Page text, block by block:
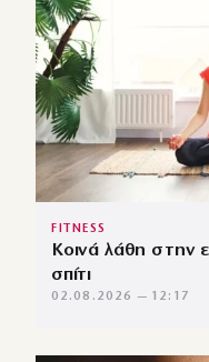
FITNESS
Κοινά λάθη στην
σπίτι
02.08.2026 — 12:17